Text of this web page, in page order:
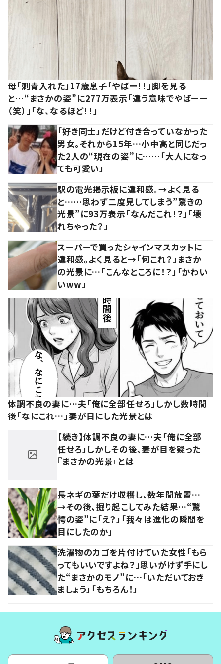
母「刺青入れた」17歳息子「やばー！！」脚を見る
と…“まさかの姿”に277万表示「違う意味でやばーー
（笑）」「な、なるほど！！」
「好き同士」だけど付き合っていなかった
男女。それから15年…小中高と同じだっ
た2人の“現在の姿”に……「大人になっ
ても可愛い」
駅の電光掲示板に違和感。→よく見る
と……思わず二度見してしまう”驚きの
光景”に93万表示「なんだこれ！？」「壊
れちゃった？」
スーパーで買ったシャインマスカットに
違和感。よく見ると→「何これ？」まさか
の光景に…「こんなところに！？」「かわい
いww」
体調不良の妻に…夫「俺に全部任せろ」しかし数時間
後「なにこれ…」妻が目にした光景とは
【続き】体調不良の妻に…夫「俺に全部
任せろ」しかしその後、妻が目を疑った
『まさかの光景』とは
長ネギの葉だけ収穫し、数年間放置…
→その後、掘り起こしてみた結果…“驚
愕の姿”に「え？」「我々は進化の瞬間を
目にしたのか」
洗濯物のカゴを片付けていた女性「もら
ってもいいですよね？」思いがけず手にし
た“まさかのモノ”に…「いただいておき
ましょう」「もちろん！」